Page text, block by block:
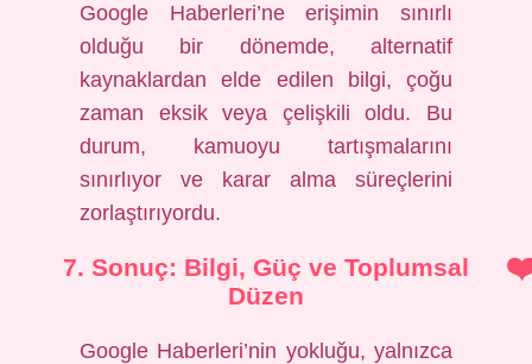
Google Haberleri’ne erişimin sınırlı
olduğu bir dönemde, alternatif
kaynaklardan elde edilen bilgi, çoğu
zaman eksik veya çelişkili oldu. Bu
durum, kamuoyu tartışmalarını
sınırlıyor ve karar alma süreçlerini
zorlaştırıyordu.
7. Sonuç: Bilgi, Güç ve Toplumsal
Düzen
Google Haberleri’nin yokluğu, yalnızca